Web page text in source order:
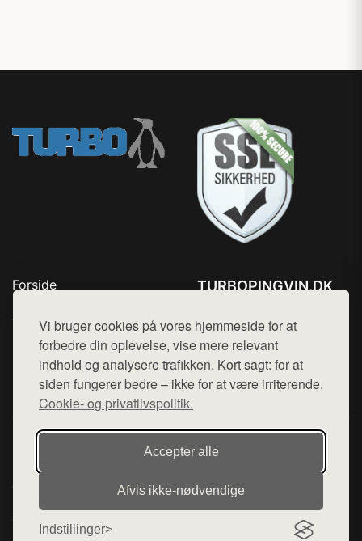
Vi bruger cookies på vores hjemmeside for at
forbedre din oplevelse, vise mere relevant
indhold og analysere trafikken. Kort sagt: for at
siden fungerer bedre – ikke for at være irriterende.
Cookie- og privatlivspolitik.
Accepter alle
Afvis ikke‑nødvendige
Indstillinger
Forside
Top Rabatter
Blog
Kontakt
TURBOPINGVIN.DK
Mail: hej@want.dk
Cookie- og privatlivspolitik
Denne side er en del af want.dk, der udgiver en række
hjemmesider med præsentation af forskellige produkter fra
diverse webshops. Der sælges ikke varer fra denne side - vi
henviser til de shops, som sælger varen. Vi har heller ikke
varerne på lager.